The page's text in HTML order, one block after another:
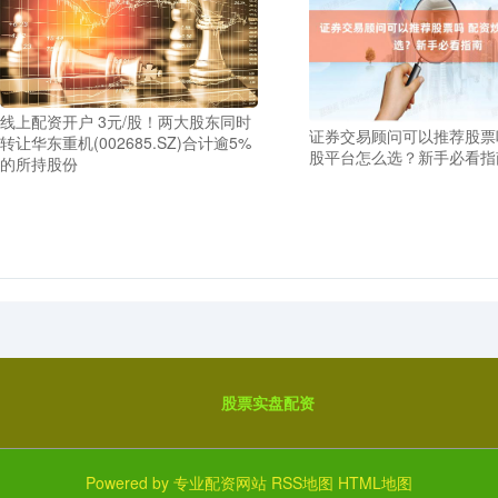
线上配资开户 3元/股！两大股东同时
转让华东重机(002685.SZ)合计逾5%
的所持股份
证券交易顾问可以推荐股
股平台怎么选？新手必看
股票实盘配资
Powered by 专业配资网站 RSS地图 HTML地图